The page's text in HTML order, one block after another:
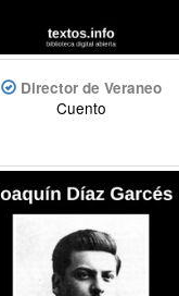
Director de Veraneo
Cuento